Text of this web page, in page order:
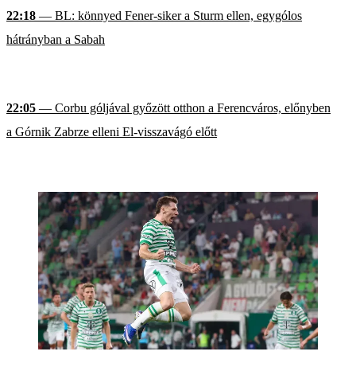
22:18 — BL: könnyed Fener-siker a Sturm ellen, egygólos
hátrányban a Sabah
22:05 — Corbu góljával győzött otthon a Ferencváros, előnyben
a Górnik Zabrze elleni El-visszavágó előtt